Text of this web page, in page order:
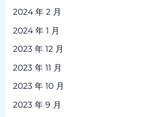
2024 年 2 月
2024 年 1 月
2023 年 12 月
2023 年 11 月
2023 年 10 月
2023 年 9 月